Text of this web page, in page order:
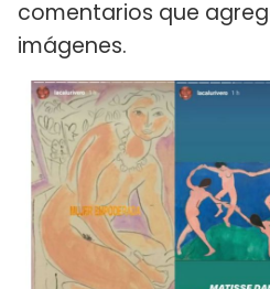
comentarios que
imágenes.